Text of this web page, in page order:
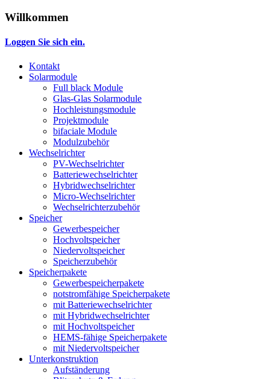
Willkommen
Loggen Sie sich ein.
Kontakt
Solarmodule
Full black Module
Glas-Glas Solarmodule
Hochleistungsmodule
Projektmodule
bifaciale Module
Modulzubehör
Wechselrichter
PV-Wechselrichter
Batteriewechselrichter
Hybridwechselrichter
Micro-Wechselrichter
Wechselrichterzubehör
Speicher
Gewerbespeicher
Hochvoltspeicher
Niedervoltspeicher
Speicherzubehör
Speicherpakete
Gewerbespeicherpakete
notstromfähige Speicherpakete
mit Batteriewechselrichter
mit Hybridwechselrichter
mit Hochvoltspeicher
HEMS-fähige Speicherpakete
mit Niedervoltspeicher
Unterkonstruktion
Aufständerung